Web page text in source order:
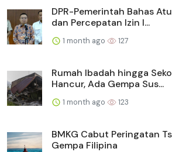
DPR-Pemerintah Bahas
dan Percepatan Izin I...
1 month ago 127
Rumah Ibadah hingga
Hancur, Ada Gempa Sus...
1 month ago 123
BMKG Cabut Peringatan
Gempa Filipina